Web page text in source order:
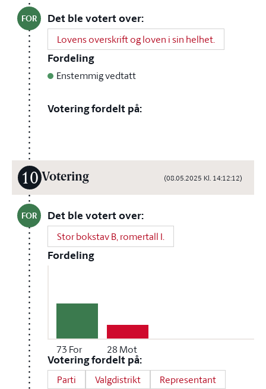
FOR Det ble votert over:
Lovens overskrift og loven i sin helhet.
Fordeling
Enstemmig vedtatt
Votering fordelt på:
10 Votering (08.05.2025 Kl. 14:12:12)
FOR Det ble votert over:
Stor bokstav B, romertall I.
Fordeling
73 For 28 Mot
Votering fordelt på:
Parti Valgdistrikt Representant